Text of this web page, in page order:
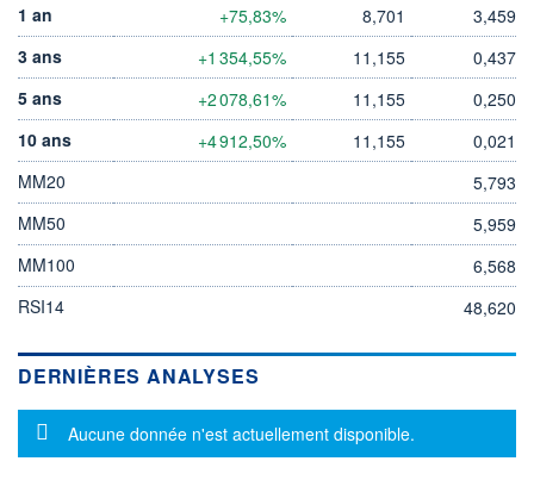
1 an
+75,83% 8,701
3,459
3 ans
+1 354,55% 11,155
0,437
5 ans
+2 078,61% 11,155
0,250
10 ans
+4 912,50% 11,155
0,021
MM20
5,793
MM50
5,959
MM100
6,568
RSI14
48,620
DERNIÈRES ANALYSES
Message d'information
Aucune donnée n'est actuellement disponible.